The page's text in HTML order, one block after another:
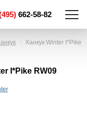
662-58-82
Ханкук Winter I*Pike
I*Pike RW09